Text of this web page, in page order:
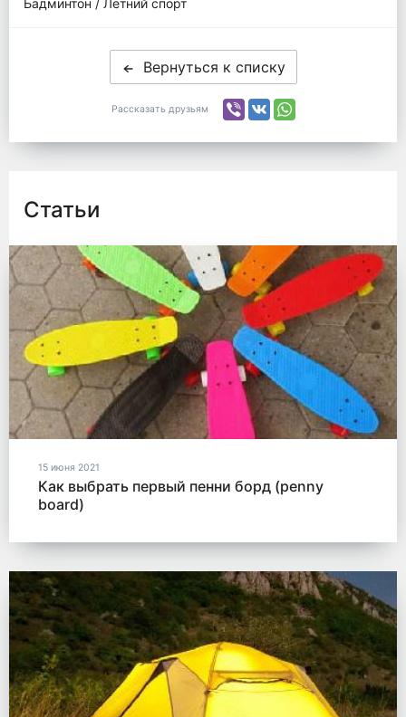
Бадминтон / Летний спорт
Вернуться к списку
Рассказать друзьям
Статьи
15 июня 2021
Как выбрать первый пенни борд (penny
board)